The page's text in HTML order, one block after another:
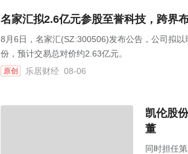
名家汇拟2.6亿元参股至誉科技，跨界
8月6日，名家汇(SZ:300506)发布公告，公司拟
份，预计交易总对价约2.63亿元。
原创 乐居财经 08-06
凯伦股
董
同时担任